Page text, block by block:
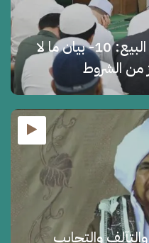
كشف الغمة - 462 - كتاب البيع: 10- بيان ما لا
من الشروط
والتحابب